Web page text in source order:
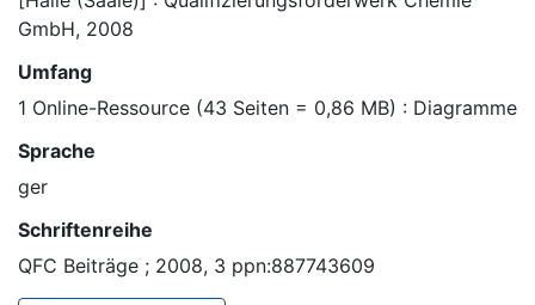
GmbH, 2008
Umfang
1 Online-Ressource (43 Seiten = 0,86 MB) : Diagramme
Sprache
ger
Schriftenreihe
QFC Beiträge ; 2008, 3 ppn:887743609